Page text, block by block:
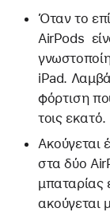
Όταν το
AirPods
iPad.
φόρτιση
τοις εκατό.
Ακούγεται
στα δύο
μπαταρίας
ακούγεται